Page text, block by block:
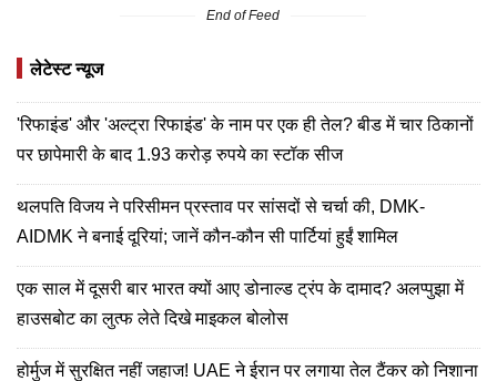
End of Feed
लेटेस्ट न्यूज
'रिफाइंड' और 'अल्ट्रा रिफाइंड' के नाम पर एक ही तेल? बीड में चार ठिकानों
पर छापेमारी के बाद 1.93 करोड़ रुपये का स्टॉक सीज
थलपति विजय ने परिसीमन प्रस्ताव पर सांसदों से चर्चा की, DMK-
AIDMK ने बनाई दूरियां; जानें कौन-कौन सी पार्टियां हुईं शामिल
एक साल में दूसरी बार भारत क्यों आए डोनाल्ड ट्रंप के दामाद? अलप्पुझा में
हाउसबोट का लुत्फ लेते दिखे माइकल बोलोस
होर्मुज में सुरक्षित नहीं जहाज! UAE ने ईरान पर लगाया तेल टैंकर को निशाना